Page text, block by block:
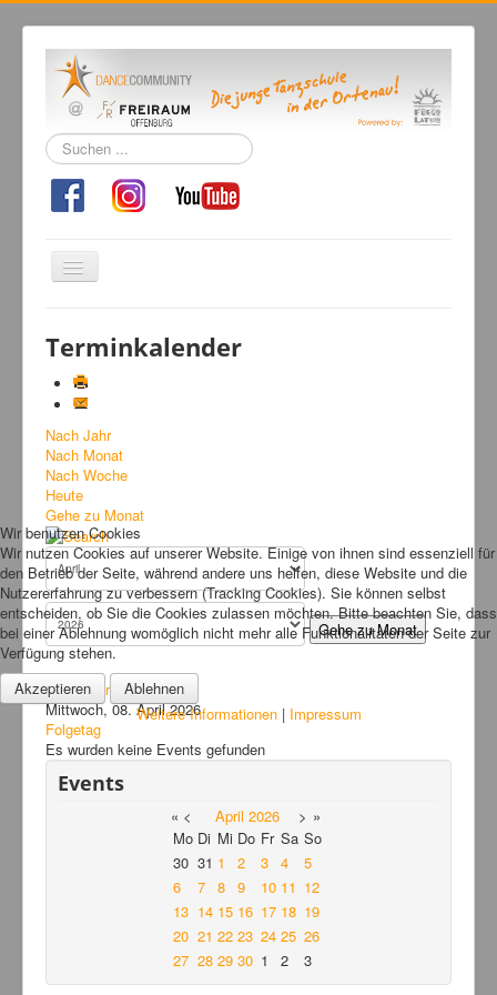
Suchen
...
Navigation
an/aus
Tanzschule
Kursangebot
Events
Fuegolatino
Bilder
News
Links
FAQ
Hansefit
Kontakt
Terminkalender
Nach Jahr
Nach Monat
Nach Woche
Heute
Gehe zu Monat
Gehe zu Monat
Vorheriger Tag
Mittwoch, 08. April 2026
Folgetag
Es wurden keine Events gefunden
Events
« < April 2026 > »
Mo Di Mi Do Fr Sa So
30 31 1 2 3 4
5
6
7 8 9 10 11 12
13 14 15 16 17 18 19
20 21 22 23 24 25 26
27 28 29 30 1 2 3
Wir benutzen Cookies
Wir nutzen Cookies auf unserer Website. Einige von ihnen sind essenziell für
den Betrieb der Seite, während andere uns helfen, diese Website und die
Nutzererfahrung zu verbessern (Tracking Cookies). Sie können selbst
entscheiden, ob Sie die Cookies zulassen möchten. Bitte beachten Sie, dass
bei einer Ablehnung womöglich nicht mehr alle Funktionalitäten der Seite zur
Verfügung stehen.
Akzeptieren
Ablehnen
Weitere Informationen| Impressum